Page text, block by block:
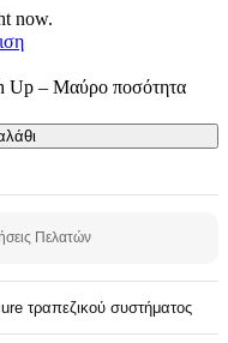
now.
Up – Μαύρο ποσότητα
Πελατών
τραπεζικού συστήματος